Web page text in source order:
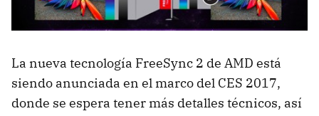
La nueva tecnología FreeSync 2 de AMD está
siendo anunciada en el marco del CES 2017,
donde se espera tener más detalles técnicos, así